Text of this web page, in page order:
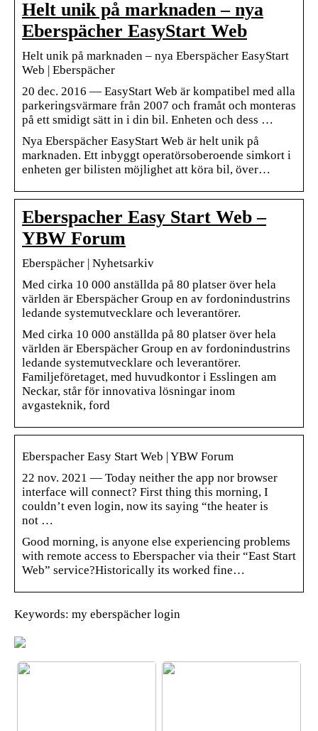
Helt unik på marknaden – nya
Eberspächer EasyStart Web
Helt unik på marknaden – nya Eberspächer EasyStart
Web | Eberspächer
20 dec. 2016 — EasyStart Web är kompatibel med alla
parkeringsvärmare från 2007 och framåt och monteras
på ett smidigt sätt in i din bil. Enheten och dess …
Nya Eberspächer EasyStart Web är helt unik på
marknaden. Ett inbyggt operatörsoberoende simkort i
enheten ger bilisten möjlighet att köra bil, över…
Eberspacher Easy Start Web –
YBW Forum
Eberspächer | Nyhetsarkiv
Med cirka 10 000 anställda på 80 platser över hela
världen är Eberspächer Group en av fordonindustrins
ledande systemutvecklare och leverantörer.
Med cirka 10 000 anställda på 80 platser över hela
världen är Eberspächer Group en av fordonindustrins
ledande systemutvecklare och leverantörer.
Familjeföretaget, med huvudkontor i Esslingen am
Neckar, står för innovativa lösningar inom
avgasteknik, ford
Eberspacher Easy Start Web | YBW Forum
22 nov. 2021 — Today neither the app nor browser
interface will connect? First thing this morning, I
couldn’t even login, now its saying “the heater is
not …
Good morning, is anyone else experiencing problems
with remote access to Eberspacher via their “East Start
Web” service?Historically its worked fine…
Keywords: my eberspächer login